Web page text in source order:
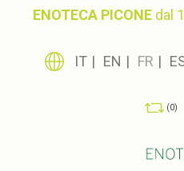
ENOTECA PICONE dal
IT EN FR
0